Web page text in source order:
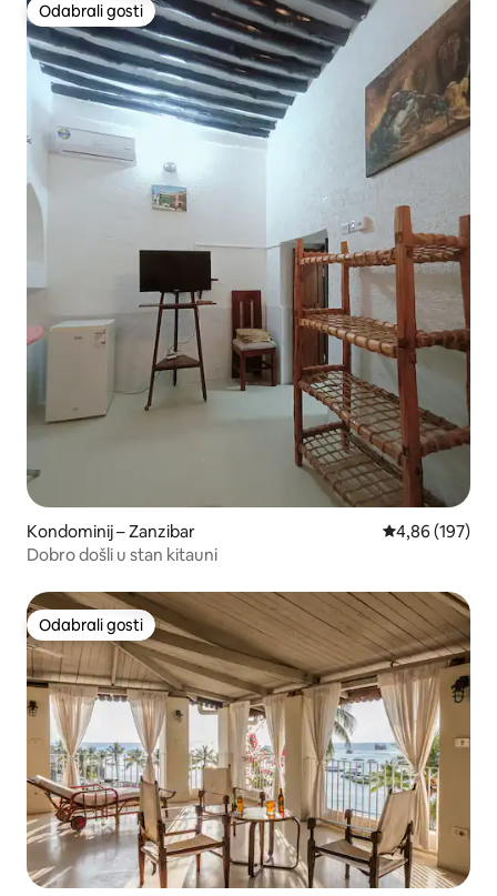
Odabrali gosti
Odabrali gosti
Kondominij – Zanzibar Prosječna
4,86 (197)
Dobro došli u stan kitauni
Odabrali gosti
Odabrali gosti